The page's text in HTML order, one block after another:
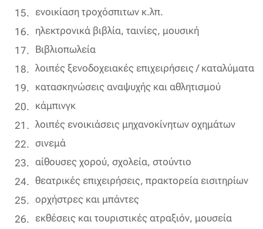
ενοικίαση τροχόσπιτων κ.λπ.
ηλεκτρονικά βιβλία, ταινίες, μουσική
Βιβλιοπωλεία
λοιπές ξενοδοχειακές επιχειρήσεις / καταλύματα
κατασκηνώσεις αναψυχής και αθλητισμού
κάμπινγκ
λοιπές ενοικιάσεις μηχανοκίνητων οχημάτων
σινεμά
αίθουσες χορού, σχολεία, στούντιο
θεατρικές επιχειρήσεις, πρακτορεία εισιτηρίων
ορχήστρες και μπάντες
εκθέσεις και τουριστικές ατραξιόν, μουσεία